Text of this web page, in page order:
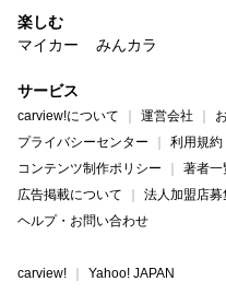
楽しむ
マイカー
みんカラ
サービス
carview!について 運営会社
プライバシーセンター
利用規約
コンテンツ制作ポリシー
著者一
広告掲載について
法人加盟店募
ヘルプ・お問い合わせ
carview! Yahoo! JAPAN